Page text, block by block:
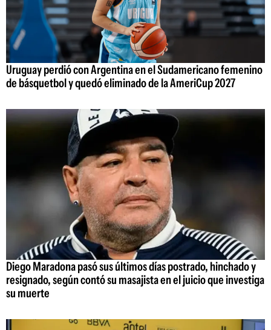
Uruguay perdió con Argentina en el Sudamericano femenino
de básquetbol y quedó eliminado de la AmeriCup 2027
Diego Maradona pasó sus últimos días postrado, hinchado y
resignado, según contó su masajista en el juicio que investiga
su muerte